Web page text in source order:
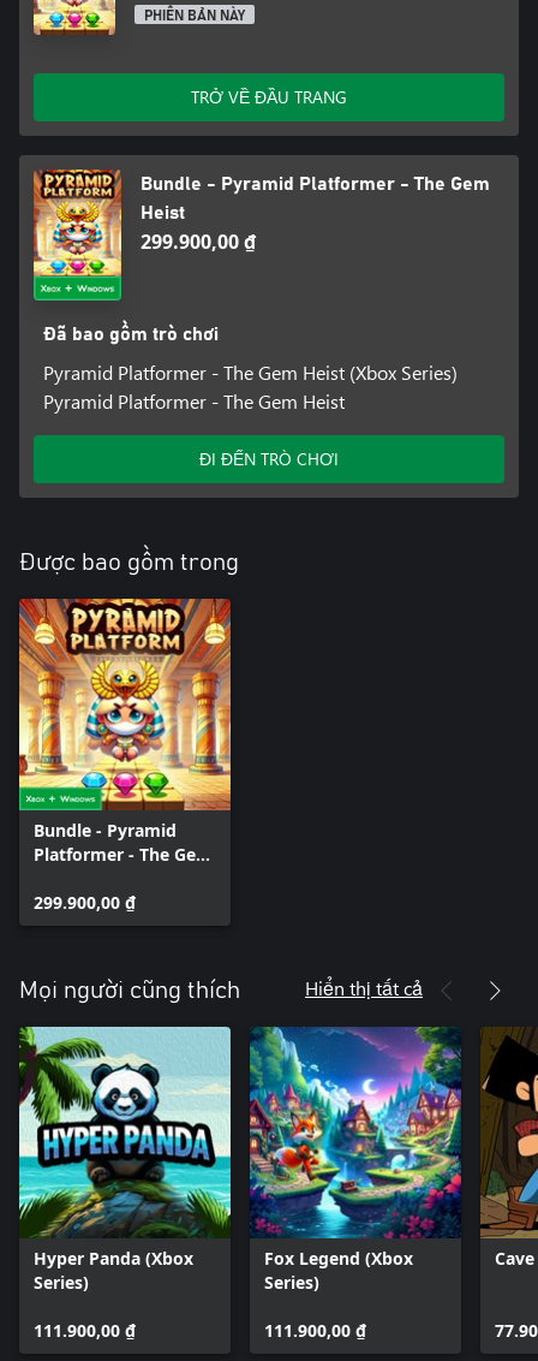
PHIÊN BẢN NÀY
TRỞ VỀ ĐẦU TRANG
Bundle - Pyramid Platformer - The Gem
Heist
299.900,00 ₫
Đã bao gồm trò chơi
Pyramid Platformer - The Gem Heist (Xbox Series)
Pyramid Platformer - The Gem Heist
ĐI ĐẾN TRÒ CHƠI
Được bao gồm trong
Bundle - Pyramid
Platformer - The Gem
299.900,00 ₫
Mọi người cũng thích Hiển thị tất cả
Hyper Panda (Xbox
Series)
111.900,00 ₫
Fox Legend (Xbox
Series)
111.900,00 ₫